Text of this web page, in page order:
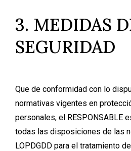
3. MEDIDAS
SEGURIDAD
Que de conformidad con lo
normativas vigentes en
personales, el RESPONSABLE
todas las disposiciones de las
LOPDGDD para el tratamiento